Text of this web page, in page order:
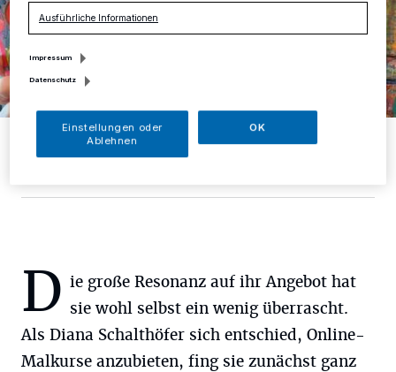
Diana Schalthöfer vermittelt Kindern und Erwachsenen den Zauber
D ie große Resonanz auf ihr Angebot hat
sie wohl selbst ein wenig überrascht.
Als Diana Schalthöfer sich entschied, Online-
Malkurse anzubieten, fing sie zunächst ganz
Ausführliche Informationen
Impressum
Datenschutz
Einstellungen oder
Ablehnen
OK